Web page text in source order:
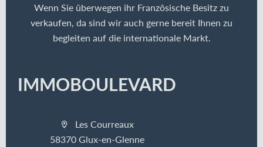
Wenn Sie ûberwegen ihr Franzôsische Besitz zu
verkaufen, da sind wir auch gerne bereit Ihnen zu
begleiten auf die internationale Markt.
IMMOBOULEVARD
Les Courreaux
58370 Glux-en-Glenne